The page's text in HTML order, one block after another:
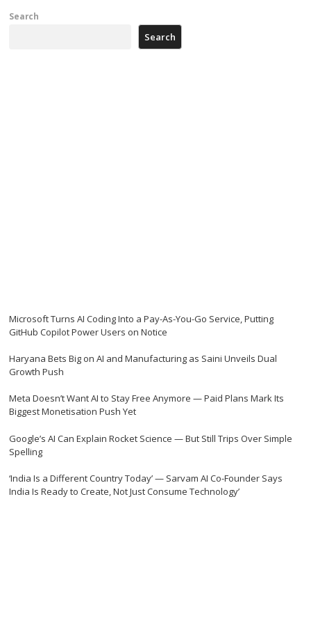
Search
Search
Microsoft Turns AI Coding Into a Pay-As-You-Go Service, Putting
GitHub Copilot Power Users on Notice
Haryana Bets Big on AI and Manufacturing as Saini Unveils Dual
Growth Push
Meta Doesn’t Want AI to Stay Free Anymore — Paid Plans Mark Its
Biggest Monetisation Push Yet
Google’s AI Can Explain Rocket Science — But Still Trips Over Simple
Spelling
‘India Is a Different Country Today’ — Sarvam AI Co-Founder Says
India Is Ready to Create, Not Just Consume Technology’